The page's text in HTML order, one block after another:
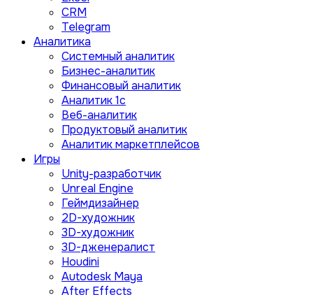
CRM
Telegram
Аналитика
Системный аналитик
Бизнес-аналитик
Финансовый аналитик
Aналитик 1с
Веб-аналитик
Продуктовый аналитик
Аналитик маркетплейсов
Игры
Unity-разработчик
Unreal Engine
Геймдизайнер
2D-художник
3D-художник
3D-дженералист
Houdini
Autodesk Maya
After Effects